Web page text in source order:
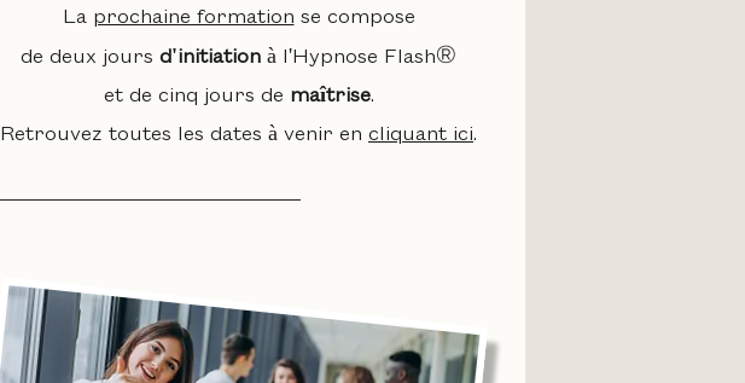
La prochaine formation se compose
de deux jours d'initiation à l'Hypnose Flash®
et de cinq jours de maîtrise.
Retrouvez toutes les dates à venir en cliquant ici.